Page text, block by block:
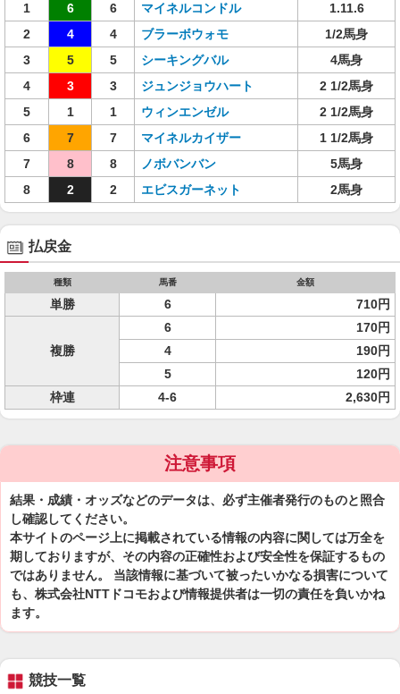
1 6 6 マイネルコンドル
1.11.6
2
4 4 ブラーボウォモ
1/2馬身
3
5 5 シーキングバル
4馬身
4
3 3 ジュンジョウハート
2 1/2馬身
5
1 1 ウィンエンゼル
2 1/2馬身
6
7 7 マイネルカイザー
1 1/2馬身
7
8 8 ノボバンバン
5馬身
8
2 2 エビスガーネット 2馬身
払戻金
種類 馬番 金額
単勝 6 710円
複勝
6
170円
4
190円
5
120円
枠連
4-6 2,630円
注意事項
結果・成績・オッズなどのデータは、必ず主催者発行のものと照合
し確認してください。
本サイトのページ上に掲載されている情報の内容に関しては万全を
期しておりますが、その内容の正確性および安全性を保証するもの
ではありません。 当該情報に基づいて被ったいかなる損害について
も、株式会社NTTドコモおよび情報提供者は一切の責任を負いかね
ます。
競技一覧